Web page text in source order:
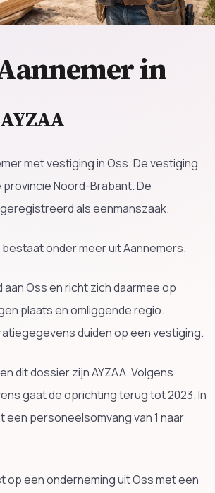
in
met vestiging in Oss. De vestiging
provincie Noord-Brabant. De
als eenmanszaak.
onder meer uit Aannemers.
aan Oss en richt zich daarmee op
plaats en omliggende regio.
duiden op een vestiging.
dit dossier zijn AYZAA. Volgens
gaat de oprichting terug tot 2023. In
een personeelsomvang van 1 naar
op een onderneming uit Oss met een